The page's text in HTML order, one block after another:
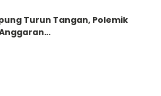
Turun Tangan, Polemik